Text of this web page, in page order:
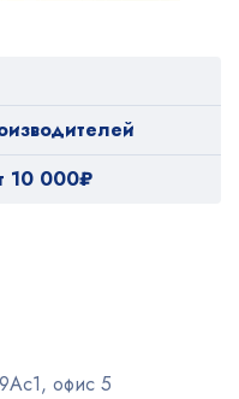
10 000₽
офис 5